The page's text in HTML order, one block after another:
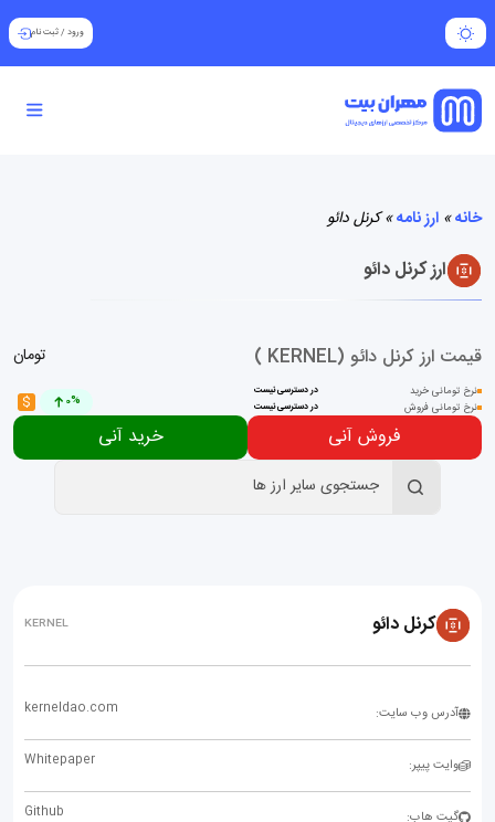
ورود /ثبت نام
خانه» ارز نامه»کرنل دائو
ارز کرنل دائو
قیمت ارز کرنل دائو (KERNEL )
نرخ تومانی خرید در دسترسی نیست
نرخ تومانی فروش در دسترسی نیست
تومان
0%
$
فروش آنی خرید آنی
کرنل دائو KERNEL
آدرس وب سایت: kerneldao.com
وایت پیپر: Whitepaper
گیت هاب: Github